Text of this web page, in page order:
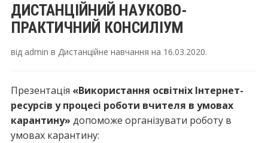
ДИСТАНЦІЙНИЙ НАУКОВО-
ПРАКТИЧНИЙ КОНСИЛІУМ
від admin в Дистанційне навчання на 16.03.2020.
Презентація «Використання освітніх Інтернет-
ресурсів у процесі роботи вчителя в умовах
карантину» допоможе організувати роботу в
умовах карантину: